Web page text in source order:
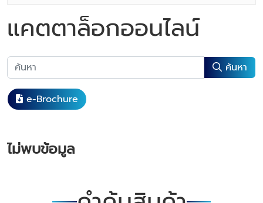
แคตตาล็อกออนไลน์
ค้นหา
e-Brochure
ไม่พบข้อมูล